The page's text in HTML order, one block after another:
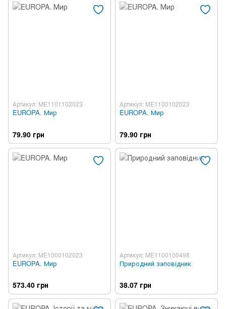
Артикул: ME1101102023
EUROPA. Мир
79.90 грн
Артикул: ME1100102023
EUROPA. Мир
79.90 грн
Артикул: ME1000102023
EUROPA. Мир
573.40 грн
Артикул: ME1100100498
Природний заповідник
38.07 грн